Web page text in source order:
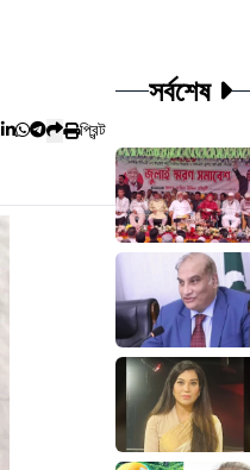
প্রিন্ট
সর্বশেষ